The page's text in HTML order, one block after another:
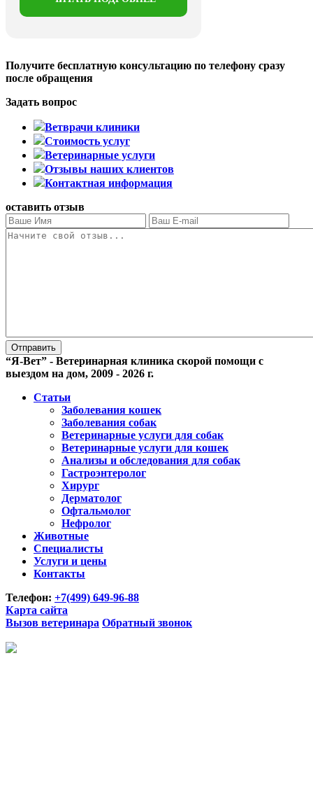
Получите бесплатную консультацию по телефону сразу
после обращения
Задать вопрос
Ветврачи клиники
Стоимость услуг
Ветеринарные услуги
Отзывы наших клиентов
Контактная информация
оставить отзыв
“Я-Вет” - Ветеринарная клиника скорой помощи с
выездом на дом, 2009 - 2026 г.
Статьи
Заболевания кошек
Заболевания собак
Ветеринарные услуги для собак
Ветеринарные услуги для кошек
Анализы и обследования для собак
Гастроэнтеролог
Хирург
Дерматолог
Офтальмолог
Нефролог
Животные
Специалисты
Услуги и цены
Контакты
Телефон: +7(499) 649-96-88
Карта сайта
Вызов ветеринара Обратный звонок